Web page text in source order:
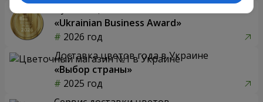
«Ukrainian Business Award»
2026 год
Доставка цветов года в Украине
«Выбор страны»
2025 год